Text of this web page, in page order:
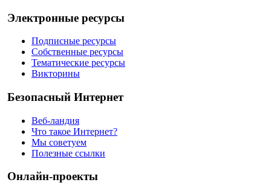
Электронные ресурсы
Подписные ресурсы
Собственные ресурсы
Тематические ресурсы
Викторины
Безопасный Интернет
Веб-ландия
Что такое Интернет?
Мы советуем
Полезные ссылки
Онлайн-проекты